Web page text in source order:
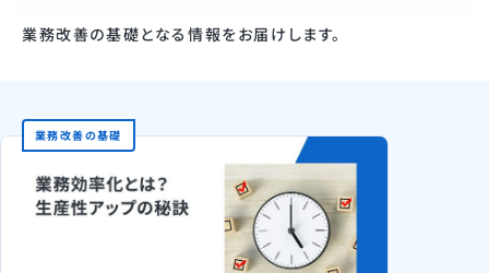
業務改善の基礎となる情報をお届けします。
業務改善の基礎